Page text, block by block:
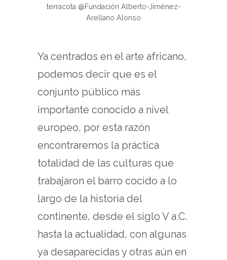
terracota @Fundación Alberto-Jiménez-
Arellano Alonso
Ya centrados en el arte africano,
podemos decir que es el
conjunto público más
importante conocido a nivel
europeo, por esta razón
encontraremos la práctica
totalidad de las culturas que
trabajaron el barro cocido a lo
largo de la historia del
continente, desde el siglo V a.C.
hasta la actualidad, con algunas
ya desaparecidas y otras aún en